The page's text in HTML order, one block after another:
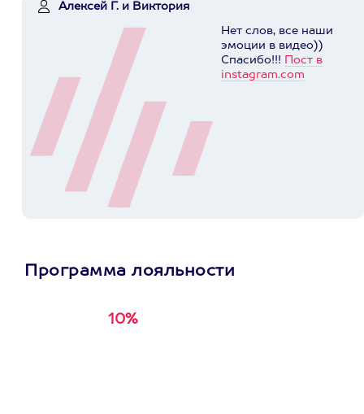
Алексей Г. и Виктория
Нет слов, все наши
эмоции в видео))
Спасибо!!! Пост в
instagram.com
Программа лояльности
10%